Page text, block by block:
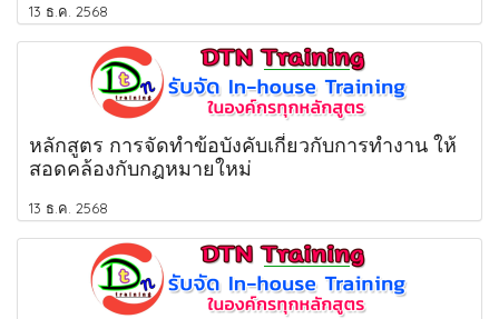
13 ธ.ค. 2568
หลักสูตร การจัดทำข้อบังคับเกี่ยวกับการทำงาน ให้
สอดคล้องกับกฎหมายใหม่
13 ธ.ค. 2568